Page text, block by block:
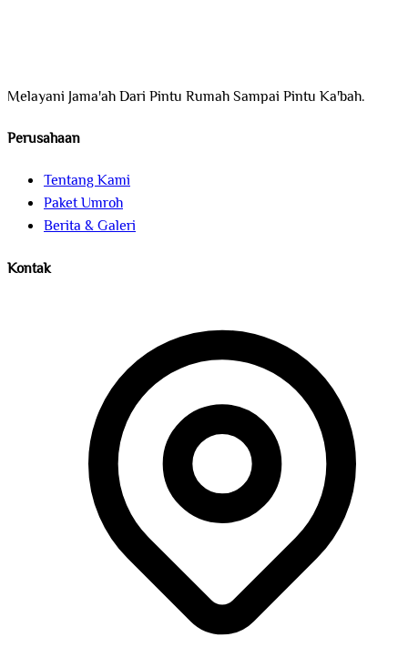
Melayani Jama'ah Dari Pintu Rumah Sampai Pintu Ka'bah.
Perusahaan
Tentang Kami
Paket Umroh
Berita & Galeri
Kontak